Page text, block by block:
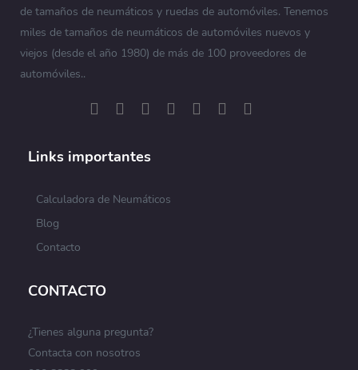
de tamaños de neumáticos y ruedas de automóviles. Tenemos
miles de tamaños de neumáticos de automóviles nuevos y
viejos (desde el año 1980) de más de 100 proveedores de
automóviles..
Links importantes
Calculadora de Neumáticos
Blog
Contacto
CONTACTO
¿Tienes alguna pregunta?
Contacta con nosotros